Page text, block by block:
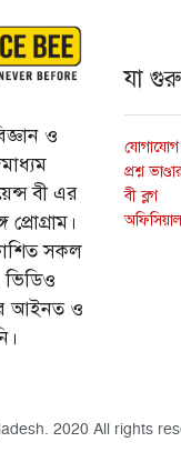
ও
বী এর
সকল
আইনত ও
যা
প্রশ্ন
বী ব্লগ
2020 All rights